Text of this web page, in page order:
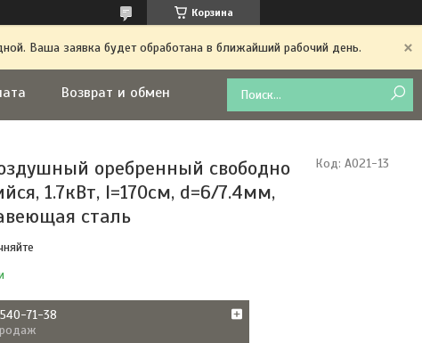
Корзина
Ваша заявка будет обработана в ближайший рабочий день.
Возврат и обмен
оребренный свободно
1.7кВт, l=170см, d=6/7.4мм,
сталь
Код: А021-13
71-38